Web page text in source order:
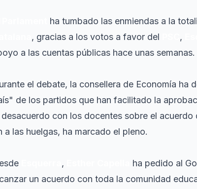
ha tumbado las enmiendas a la
, gracias a los votos a favor del ,
a las cuentas públicas hace unas semanas.
el debate, la consellera de Economía
de los partidos que han facilitado la
desacuerdo con los docentes sobre el
a las huelgas, ha marcado el pleno.
,
ha pedido al
un acuerdo con toda la comunidad